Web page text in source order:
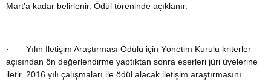
Mart’a kadar belirlenir. Ödül töreninde açıklanır.
· Yılın İletişim Araştırması Ödülü için Yönetim Kurulu kriterler
açısından ön değerlendirme yaptıktan sonra eserleri jüri üyelerine
iletir. 2016 yılı çalışmaları ile ödül alacak iletişim araştırmasını